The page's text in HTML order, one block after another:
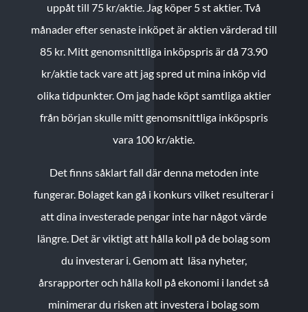
uppåt till 75 kr/aktie. Jag köper 5 st aktier.Två
månader efter senaste inköpet är aktien värderad till
85 kr. Mitt genomsnittliga inköpspris är då 73.90
kr/aktie tack vare att jag spred ut mina inköp vid
olika tidpunkter. Om jag hade köpt samtliga aktier
från början skulle mitt genomsnittliga inköpspris
vara 100 kr/aktie.
Det finns såklart fall där denna metoden inte
fungerar. Bolaget kan gå i konkurs vilket resulterar i
att dina investerade pengar inte har något värde
längre. Det är viktigt att hålla koll på de bolag som
du investerar i. Genom att läsa nyheter,
årsrapporter och hålla koll på ekonomi i landet så
minimerar du risken att investera i bolag som